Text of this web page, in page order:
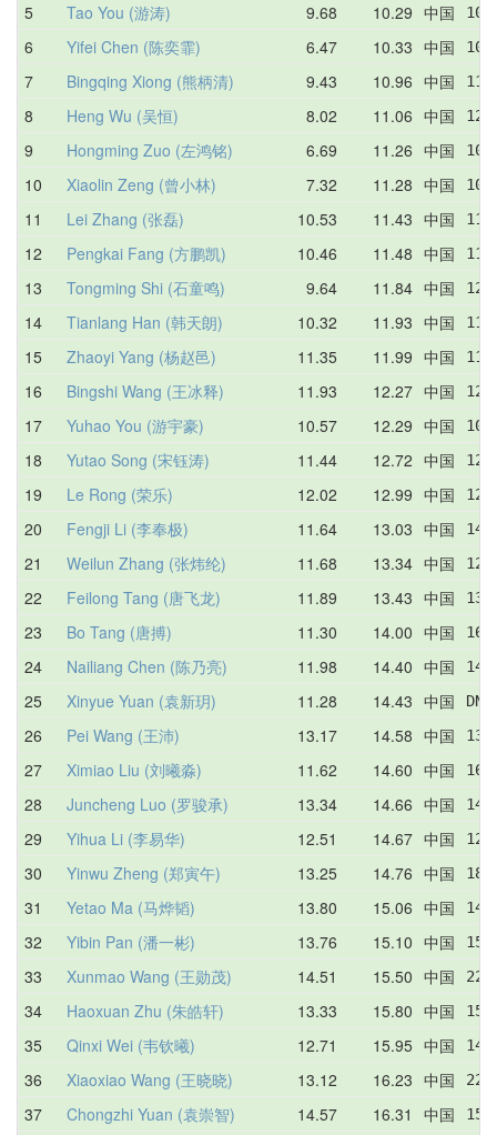
5 Tao You (游涛) 9.68 10.29 中国
6 Yifei Chen (陈奕霏) 6.47 10.33 中国
7 Bingqing Xiong (熊柄清) 9.43 10.96 中国
8 Heng Wu (吴恒) 8.02 11.06 中国
9 Hongming Zuo (左鸿铭) 6.69 11.26 中国
10 Xiaolin Zeng (曾小林) 7.32 11.28 中国
11 Lei Zhang (张磊) 10.53 11.43 中国
12 Pengkai Fang (方鹏凯) 10.46 11.48 中国
13 Tongming Shi (石童鸣) 9.64 11.84 中国
14 Tianlang Han (韩天朗) 10.32 11.93 中国
15 Zhaoyi Yang (杨赵邑) 11.35 11.99 中国
16 Bingshi Wang (王冰释) 11.93 12.27 中国
17 Yuhao You (游宇豪) 10.57 12.29 中国
18 Yutao Song (宋钰涛) 11.44 12.72 中国
19 Le Rong (荣乐) 12.02 12.99 中国
20 Fengji Li (李奉极) 11.64 13.03 中国
21 Weilun Zhang (张炜纶) 11.68 13.34 中国
22 Feilong Tang (唐飞龙) 11.89 13.43 中国
23 Bo Tang (唐搏) 11.30 14.00 中国
24 Nailiang Chen (陈乃亮) 11.98 14.40 中国
25 Xinyue Yuan (袁新玥) 11.28 14.43 中国
26 Pei Wang (王沛) 13.17 14.58 中国
27 Ximiao Liu (刘曦淼) 11.62 14.60 中国
28 Juncheng Luo (罗骏承) 13.34 14.66 中国
29 Yihua Li (李易华) 12.51 14.67 中国
30 Yinwu Zheng (郑寅午) 13.25 14.76 中国
31 Yetao Ma (马烨韬) 13.80 15.06 中国
32 Yibin Pan (潘一彬) 13.76 15.10 中国
33 Xunmao Wang (王勋茂) 14.51 15.50 中国
34 Haoxuan Zhu (朱皓轩) 13.33 15.80 中国
35 Qinxi Wei (韦钦曦) 12.71 15.95 中国
36 Xiaoxiao Wang (王晓晓) 13.12 16.23 中国
37 Chongzhi Yuan (袁崇智) 14.57 16.31 中国